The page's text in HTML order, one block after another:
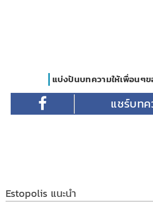
แบ่งปันบทความให้เพื่อนๆ
Estopolis แนะนำ